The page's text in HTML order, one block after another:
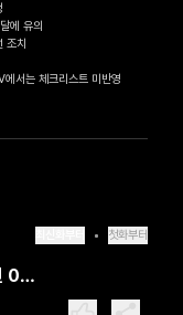
에 유의
조치
서는 체크리스트 미반영
첫화부터
08